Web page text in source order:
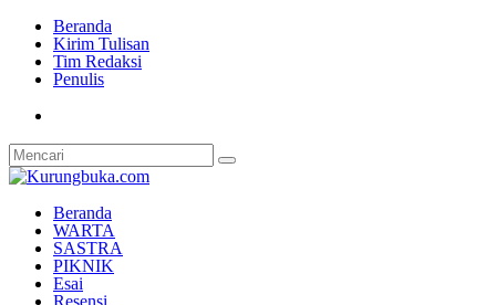
Beranda
Kirim Tulisan
Tim Redaksi
Penulis
Beranda
WARTA
SASTRA
PIKNIK
Esai
Resensi